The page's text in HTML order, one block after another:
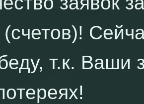
(счетов)!
т.к. Ваши